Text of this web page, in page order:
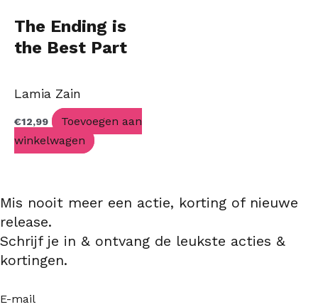
The Ending is
the Best Part
Lamia Zain
€12,99
Toevoegen aan
winkelwagen
Mis nooit meer een actie, korting of nieuwe
release.
Schrijf je in & ontvang de leukste acties &
kortingen.
E-mail